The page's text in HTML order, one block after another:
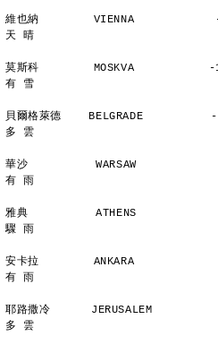
維也納        VIENNA
天 晴
莫斯科        MOSKVA
有 雪
貝爾格萊德    BELGRADE
多 雲
華沙          WARSAW
有 雨
雅典          ATHENS
驟 雨
安卡拉        ANKARA
有 雨
耶路撒冷      JERUSALEM
多 雲